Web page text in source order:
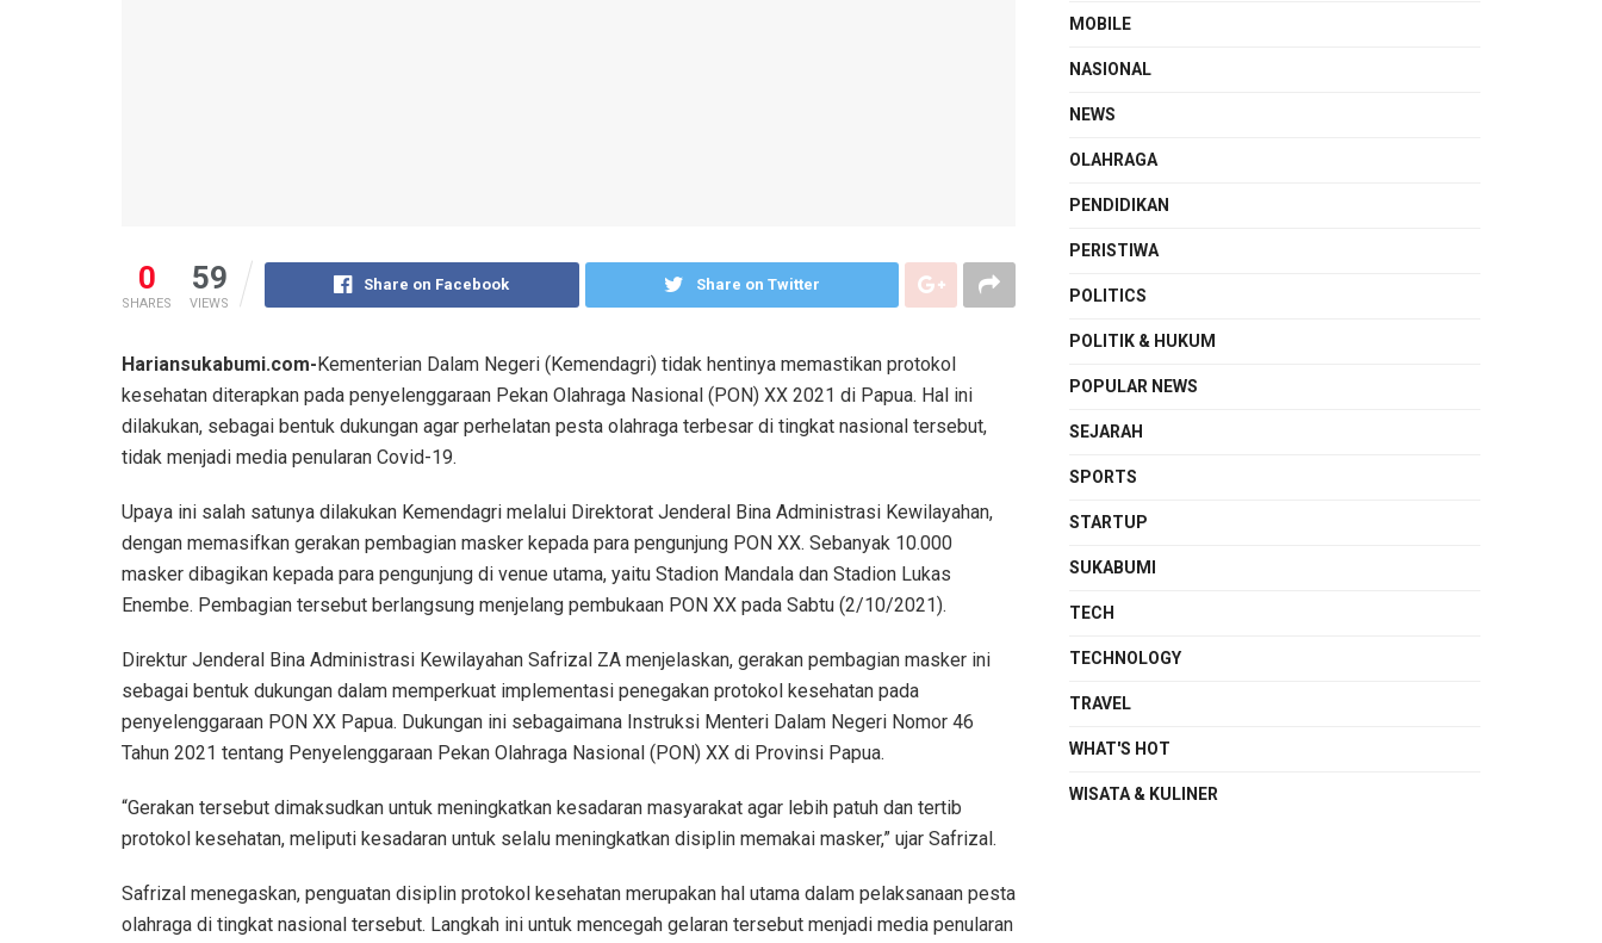
0
SHARES
59
VIEWS
Share on Facebook Share on Twitter
Hariansukabumi.com- Kementerian Dalam Negeri (Kemendagri) tidak hentinya memastikan protokol
kesehatan diterapkan pada penyelenggaraan Pekan Olahraga Nasional (PON) XX 2021 di Papua. Hal ini
dilakukan, sebagai bentuk dukungan agar perhelatan pesta olahraga terbesar di tingkat nasional tersebut,
tidak menjadi media penularan Covid-19.
Upaya ini salah satunya dilakukan Kemendagri melalui Direktorat Jenderal Bina Administrasi Kewilayahan,
dengan memasifkan gerakan pembagian masker kepada para pengunjung PON XX. Sebanyak 10.000
masker dibagikan kepada para pengunjung di venue utama, yaitu Stadion Mandala dan Stadion Lukas
Enembe. Pembagian tersebut berlangsung menjelang pembukaan PON XX pada Sabtu (2/10/2021).
Direktur Jenderal Bina Administrasi Kewilayahan Safrizal ZA menjelaskan, gerakan pembagian masker ini
sebagai bentuk dukungan dalam memperkuat implementasi penegakan protokol kesehatan pada
penyelenggaraan PON XX Papua. Dukungan ini sebagaimana Instruksi Menteri Dalam Negeri Nomor 46
Tahun 2021 tentang Penyelenggaraan Pekan Olahraga Nasional (PON) XX di Provinsi Papua.
“Gerakan tersebut dimaksudkan untuk meningkatkan kesadaran masyarakat agar lebih patuh dan tertib
protokol kesehatan, meliputi kesadaran untuk selalu meningkatkan disiplin memakai masker,” ujar Safrizal.
Safrizal menegaskan, penguatan disiplin protokol kesehatan merupakan hal utama dalam pelaksanaan pesta
olahraga di tingkat nasional tersebut. Langkah ini untuk mencegah gelaran tersebut menjadi media penularan
MOBILE
NASIONAL
NEWS
OLAHRAGA
PENDIDIKAN
PERISTIWA
POLITICS
POLITIK & HUKUM
POPULAR NEWS
SEJARAH
SPORTS
STARTUP
SUKABUMI
TECH
TECHNOLOGY
TRAVEL
WHAT'S HOT
WISATA & KULINER